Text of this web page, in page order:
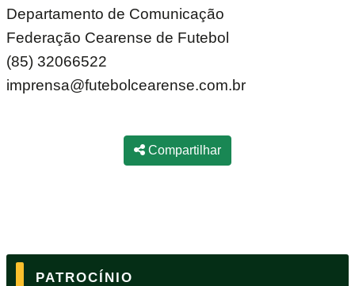
Departamento de Comunicação
Federação Cearense de Futebol
(85) 32066522
imprensa@futebolcearense.com.br
Compartilhar
PATROCÍNIO